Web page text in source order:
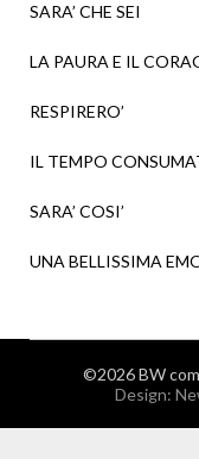
SARA’ CHE SEI
LA PAURA E IL
RESPIRERO’
IL TEMPO
SARA’ COSI’
UNA BELLISSIMA
©2026 BW
Design: